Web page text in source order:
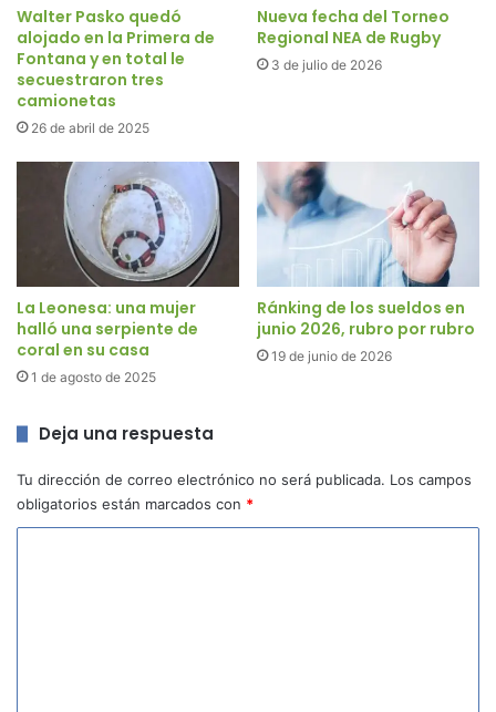
Walter Pasko quedó
alojado en la Primera de
Fontana y en total le
secuestraron tres
camionetas
26 de abril de 2025
Nueva fecha del Torneo
Regional NEA de Rugby
3 de julio de 2026
La Leonesa: una mujer
halló una serpiente de
coral en su casa
1 de agosto de 2025
Ránking de los sueldos en
junio 2026, rubro por rubro
19 de junio de 2026
Deja una respuesta
Tu dirección de correo electrónico no será publicada. Los campos
obligatorios están marcados con *